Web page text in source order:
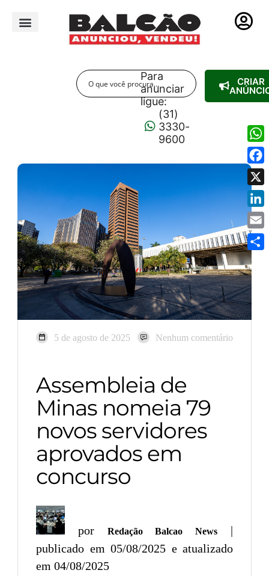
Para
anunciar
ligue:
(31)
3330-
9600
CRIAR
5 de agosto de 2025 Nenhum comentário
Assembleia de
Minas nomeia 79
novos servidores
aprovados em
concurso
por Redação Balcao News
|
publicado em 05/08/2025 e atualizado
em 04/08/2025
X